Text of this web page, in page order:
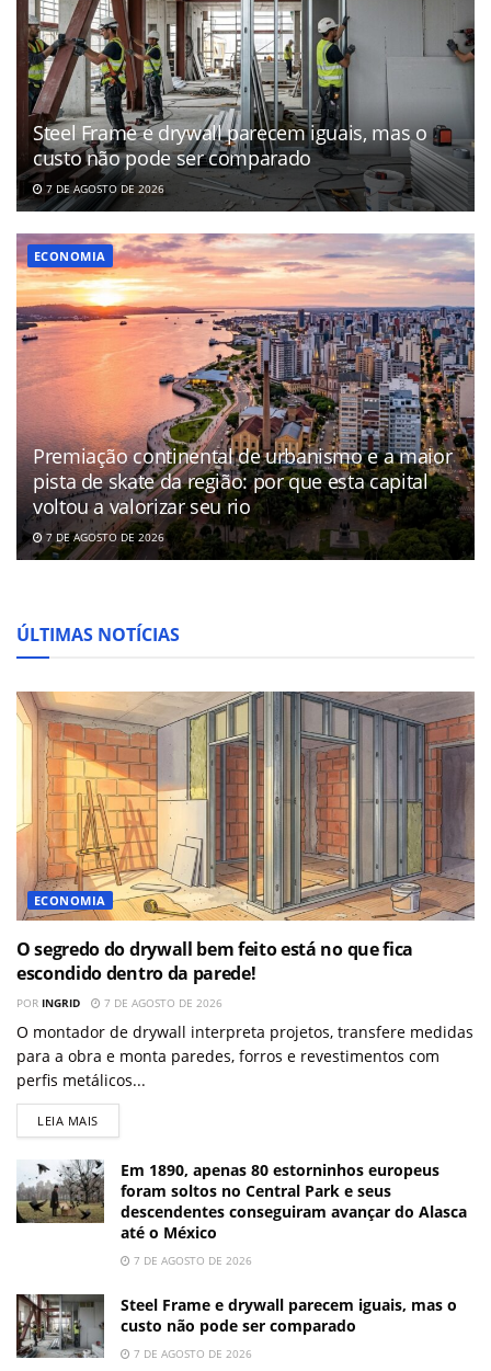
Steel Frame e drywall parecem iguais, mas o
custo não pode ser comparado
7 DE AGOSTO DE 2026
ECONOMIA
Premiação continental de urbanismo e a maior
pista de skate da região: por que esta capital
voltou a valorizar seu rio
7 DE AGOSTO DE 2026
ÚLTIMAS NOTÍCIAS
ECONOMIA
O segredo do drywall bem feito está no que fica
escondido dentro da parede!
POR INGRID 7 DE AGOSTO DE 2026
O montador de drywall interpreta projetos, transfere medidas
para a obra e monta paredes, forros e revestimentos com
perfis metálicos...
LEIA MAIS
Em 1890, apenas 80 estorninhos europeus
foram soltos no Central Park e seus
descendentes conseguiram avançar do Alasca
até o México
7 DE AGOSTO DE 2026
Steel Frame e drywall parecem iguais, mas o
custo não pode ser comparado
7 DE AGOSTO DE 2026